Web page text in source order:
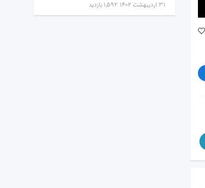
۳۱ اردیبهشت ۱۴۰۲ 1,592 بازدید